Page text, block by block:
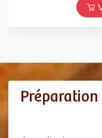
Préparation